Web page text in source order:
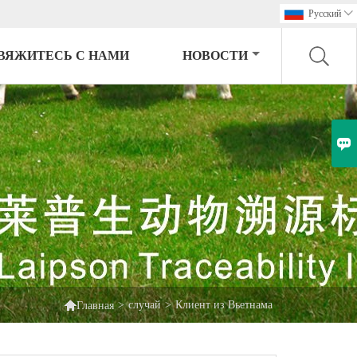
Pусский 
С НАМИ НОВОСТИ
Главная > случай > Клиент из Вьетнама
